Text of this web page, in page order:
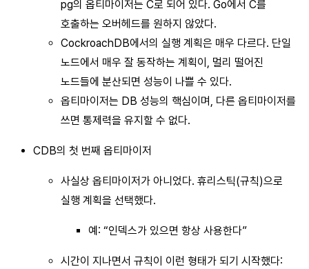
pg의 옵티마이저는 C로 되어 있다. Go에서 C를
호출하는 오버헤드를 원하지 않았다.
CockroachDB에서의 실행 계획은 매우 다르다. 단일
노드에서 매우 잘 동작하는 계획이, 멀리 떨어진
노드들에 분산되면 성능이 나쁠 수 있다.
옵티마이저는 DB 성능의 핵심이며, 다른 옵티마이저를
쓰면 통제력을 유지할 수 없다.
CDB의 첫 번째 옵티마이저
사실상 옵티마이저가 아니었다. 휴리스틱(규칙)으로
실행 계획을 선택했다.
예: “인덱스가 있으면 항상 사용한다”
시간이 지나면서 규칙이 이런 형태가 되기 시작했다: